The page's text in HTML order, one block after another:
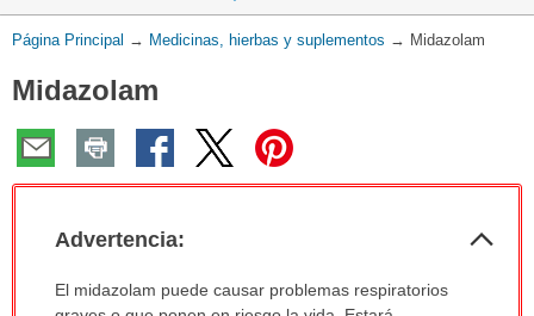
campo
de
Usted
aquí:
Página Principal → Medicinas, hierbas y suplementos → Midazolam
Midazolam
Advertencia:
Advertencia:
El midazolam puede causar problemas respiratorios